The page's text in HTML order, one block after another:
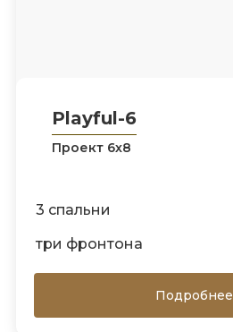
Playful-6
Проект 6х8
3 спальни
три фронтона
Подробнее